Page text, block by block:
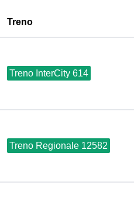
Treno
Treno InterCity 614
Treno Regionale 12582